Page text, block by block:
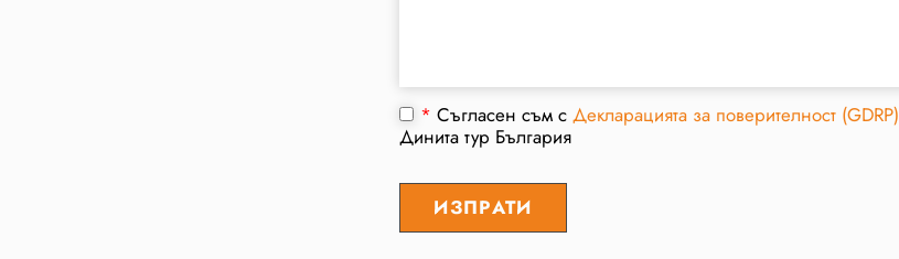
* Съгласен съм с Декларацията за поверителност (GDRP)
Динита тур България